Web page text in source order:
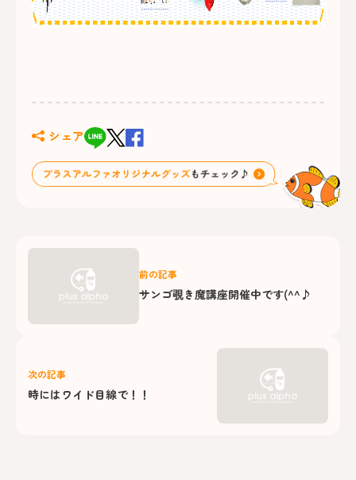
シェア
前の記事
サンゴ覗き魔講座開催中です(^^♪
次の記事
時にはワイド目線で！！